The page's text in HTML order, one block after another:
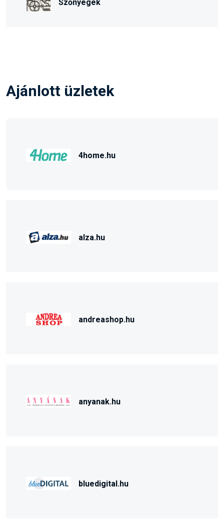
Szőnyegek
Ajánlott üzletek
4home.hu
alza.hu
andreashop.hu
anyanak.hu
bluedigital.hu